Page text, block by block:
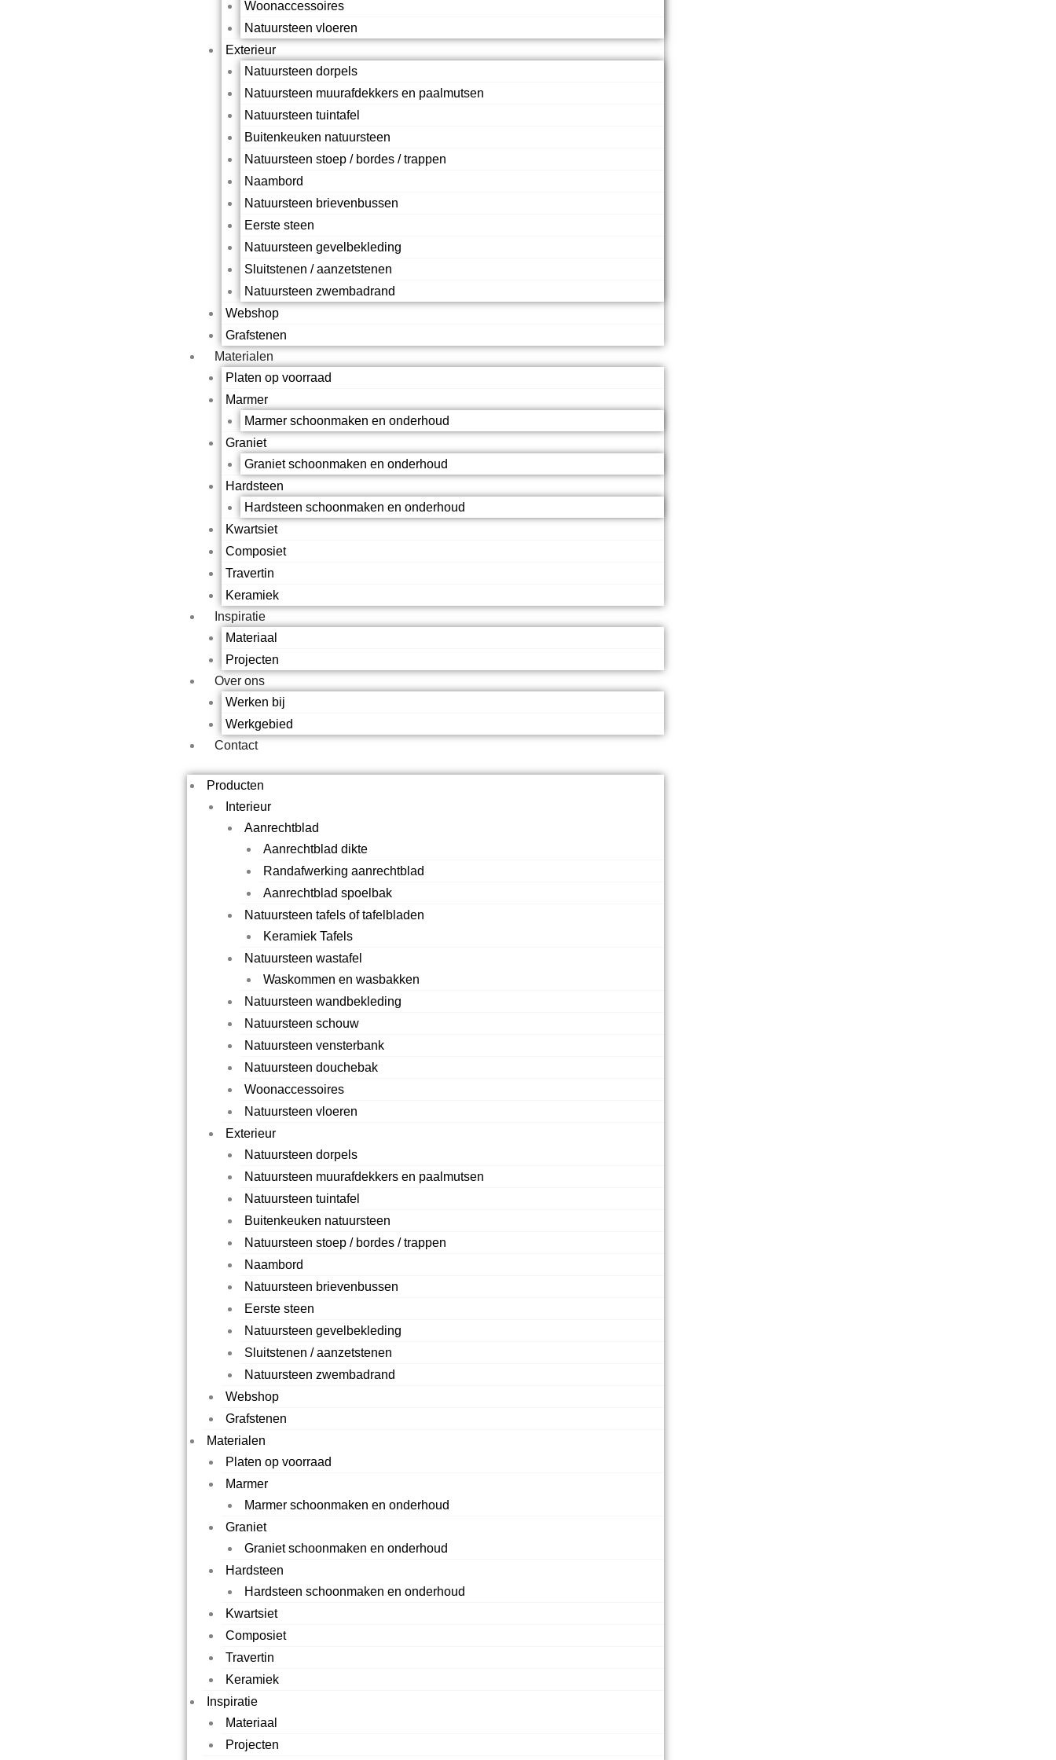
Woonaccessoires
Natuursteen vloeren
Exterieur
Natuursteen dorpels
Natuursteen muurafdekkers en paalmutsen
Natuursteen tuintafel
Buitenkeuken natuursteen
Natuursteen stoep / bordes / trappen
Naambord
Natuursteen brievenbussen
Eerste steen
Natuursteen gevelbekleding
Sluitstenen / aanzetstenen
Natuursteen zwembadrand
Webshop
Grafstenen
Materialen
Platen op voorraad
Marmer
Marmer schoonmaken en onderhoud
Graniet
Graniet schoonmaken en onderhoud
Hardsteen
Hardsteen schoonmaken en onderhoud
Kwartsiet
Composiet
Travertin
Keramiek
Inspiratie
Materiaal
Projecten
Over ons
Werken bij
Werkgebied
Contact
Producten
Interieur
Aanrechtblad
Aanrechtblad dikte
Randafwerking aanrechtblad
Aanrechtblad spoelbak
Natuursteen tafels of tafelbladen
Keramiek Tafels
Natuursteen wastafel
Waskommen en wasbakken
Natuursteen wandbekleding
Natuursteen schouw
Natuursteen vensterbank
Natuursteen douchebak
Woonaccessoires
Natuursteen vloeren
Exterieur
Natuursteen dorpels
Natuursteen muurafdekkers en paalmutsen
Natuursteen tuintafel
Buitenkeuken natuursteen
Natuursteen stoep / bordes / trappen
Naambord
Natuursteen brievenbussen
Eerste steen
Natuursteen gevelbekleding
Sluitstenen / aanzetstenen
Natuursteen zwembadrand
Webshop
Grafstenen
Materialen
Platen op voorraad
Marmer
Marmer schoonmaken en onderhoud
Graniet
Graniet schoonmaken en onderhoud
Hardsteen
Hardsteen schoonmaken en onderhoud
Kwartsiet
Composiet
Travertin
Keramiek
Inspiratie
Materiaal
Projecten